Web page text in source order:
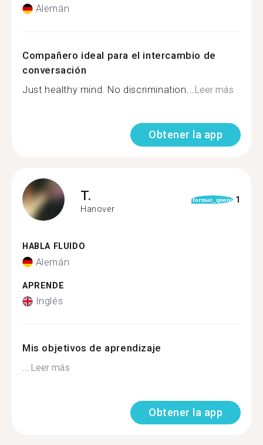
Alemán
Compañero ideal para el intercambio de
conversación
Just healthy mind. No discrimination...Leer más
Obtener la app
T.
Hanover
format_quote 1
HABLA FLUIDO
Alemán
APRENDE
Inglés
Mis objetivos de aprendizaje
...Leer más
Obtener la app